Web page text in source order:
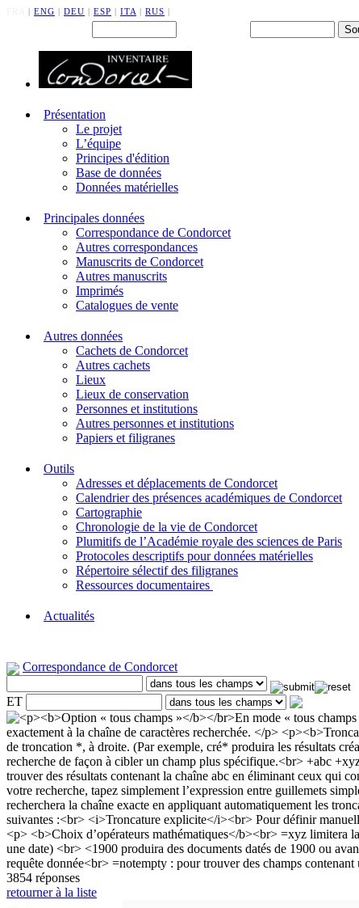
| ENG | DEU | ESP | ITA | RUS |
Présentation
Le projet
L’équipe
Principes d'édition
Base de données
Données matérielles
Principales données
Correspondance de Condorcet
Autres correspondances
Manuscrits de Condorcet
Autres manuscrits
Imprimés
Catalogues de vente
Autres données
Cachets de Condorcet
Autres cachets
Lieux
Lieux de conservation
Personnes et institutions
Autres personnes et institutions
Papiers et filigranes
Outils
Adresses et déplacements de Condorcet
Calendrier des présences académiques de Condorcet
Cartographie
Chronologie de la vie de Condorcet
Plumitifs de l’Académie royale des sciences de Paris
Protocoles descriptifs pour données matérielles
Répertoire sélectif des filigranes
Ressources documentaires
Actualités
Correspondance de Condorcet
ET
3854 réponses
retourner à la liste